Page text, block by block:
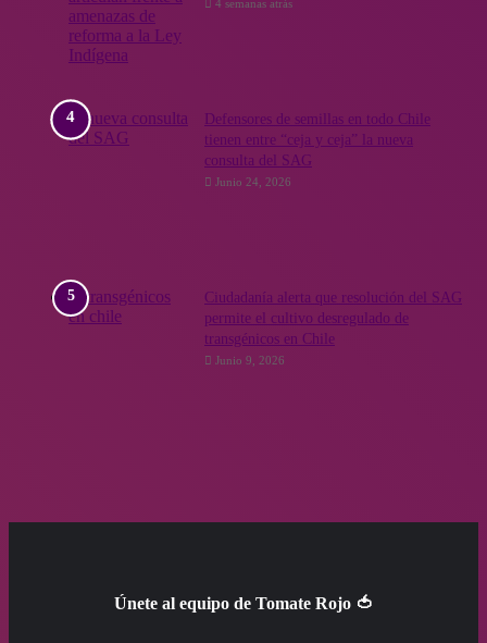
4 semanas atrás
Defensores de semillas en todo Chile
tienen entre “ceja y ceja” la nueva
consulta del SAG
Junio 24, 2026
Ciudadanía alerta que resolución del SAG
permite el cultivo desregulado de
transgénicos en Chile
Junio 9, 2026
Únete al equipo de Tomate Rojo 🍅